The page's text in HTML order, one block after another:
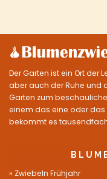
Der Garten ist ein Ort der
aber auch der Ruhe und
Garten zum
einem das eine oder das
bekommt es
Zwiebeln Frühjahr